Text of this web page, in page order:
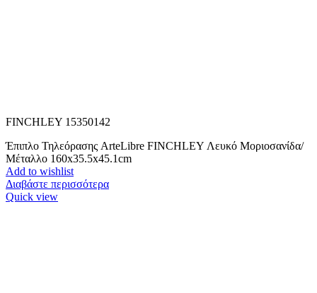
FINCHLEY 15350142
Έπιπλο Τηλεόρασης ArteLibre FINCHLEY Λευκό Μοριοσανίδα/
Μέταλλο 160x35.5x45.1cm
Add to wishlist
Διαβάστε περισσότερα
Quick view